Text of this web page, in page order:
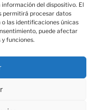
del dispositivo. El
permitirá procesar datos
las identificaciones únicas
puede afectar
funciones.